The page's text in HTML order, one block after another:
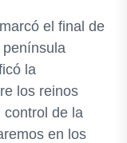
el final de
península
la
los reinos
control de la
en los